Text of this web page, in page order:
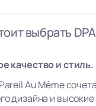
выбрать
качество и стиль.
Au Même
дизайна и